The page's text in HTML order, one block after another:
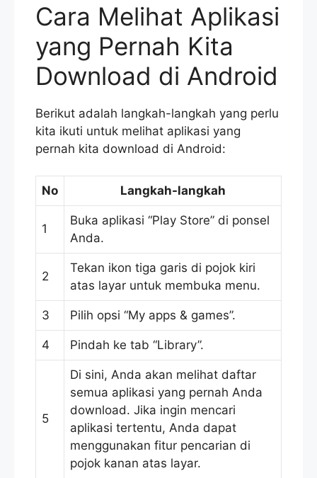
Cara Melihat Aplikasi
yang Pernah Kita
Download di Android
Berikut adalah langkah-langkah yang perlu
kita ikuti untuk melihat aplikasi yang
pernah kita download di Android:
No Langkah-langkah
1
Buka aplikasi “Play Store” di ponsel
Anda.
2
Tekan ikon tiga garis di pojok kiri
atas layar untuk membuka menu.
3 Pilih opsi “My apps & games”.
4 Pindah ke tab “Library”.
5
Di sini, Anda akan melihat daftar
semua aplikasi yang pernah Anda
download. Jika ingin mencari
aplikasi tertentu, Anda dapat
menggunakan fitur pencarian di
pojok kanan atas layar.